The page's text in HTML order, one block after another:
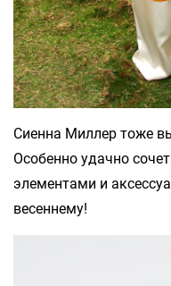
Сиенна Миллер тоже
Особенно удачно
элементами и
весеннему!